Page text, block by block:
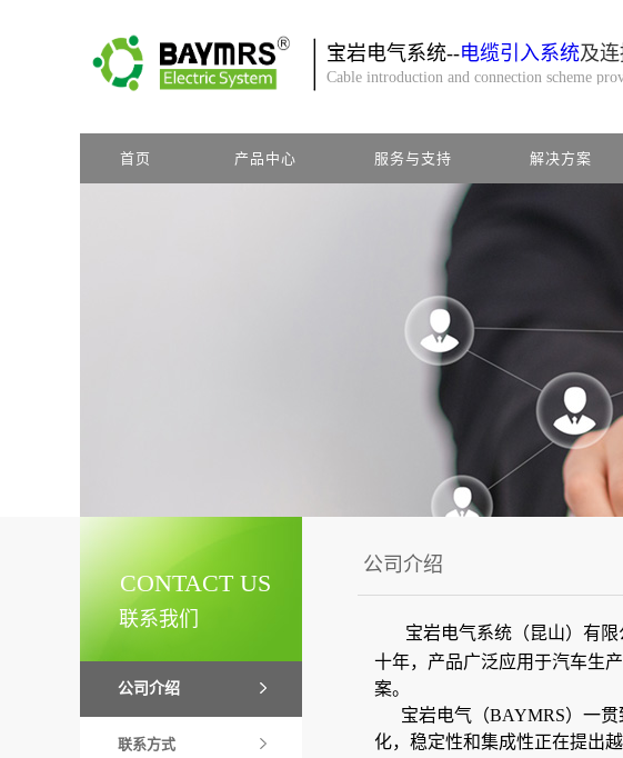
宝岩电气系统--电缆引入系统及
Cable introduction and connection scheme
首页 产品中心 服务与支持 解决方案
联系我们
CONTACT US
公司介绍
联系方式
公司介绍
宝岩电气系统（昆山）有限
十年，产品广泛应用于汽车生
案。
宝岩电气（BAYMRS）一
化，稳定性和集成性正在提出